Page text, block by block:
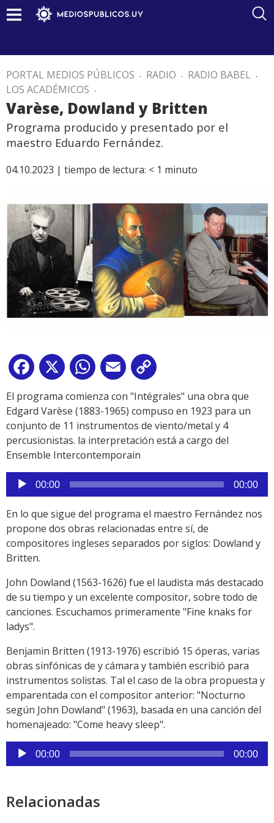
PORTAL MEDIOS PÚBLICOS . RADIO . RADIO BABEL .
LOS ACADÉMICOS .
Varèse, Dowland y Britten
Programa producido y presentado por el
maestro Eduardo Fernández.
04.10.2023 | tiempo de lectura: < 1 minuto
Facebook
X WhatsApp
Email
Link
El programa comienza con "Intégrales" una obra que
Edgard Varèse (1883-1965) compuso en 1923 para un
conjunto de 11 instrumentos de viento/metal y 4
percusionistas. la interpretación está a cargo del
Ensemble Intercontemporain
Reproductor
de
audio
00:00 00:00
En lo que sigue del programa el maestro Fernández nos
propone dos obras relacionadas entre sí, de
compositores ingleses separados por siglos: Dowland y
Britten.
John Dowland (1563-1626) fue el laudista más destacado
de su tiempo y un excelente compositor, sobre todo de
canciones. Escuchamos primeramente "Fine knaks for
ladys".
Benjamin Britten (1913-1976) escribió 15 óperas, varias
obras sinfónicas de y cámara y también escribió para
instrumentos solistas. Tal el caso de la obra propuesta y
emparentada con el compositor anterior: "Nocturno
según John Dowland" (1963), basada en una canción del
homenajeado: "Come heavy sleep".
Reproductor
de
00:00 00:00
Relacionadas